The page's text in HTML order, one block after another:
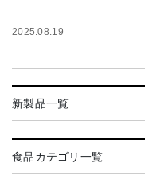
2025.08.19
新製品一覧
食品カテゴリ一覧